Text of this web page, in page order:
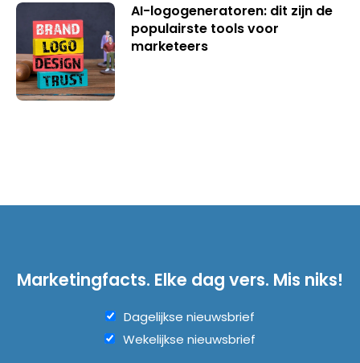
AI-logogeneratoren: dit zijn de
populairste tools voor
marketeers
Marketingfacts. Elke dag vers. Mis niks!
Dagelijkse nieuwsbrief
Wekelijkse nieuwsbrief